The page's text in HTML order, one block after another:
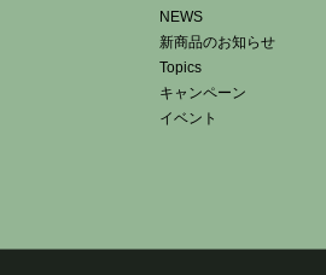
NEWS
新商品のお知らせ
Topics
キャンペーン
イベント